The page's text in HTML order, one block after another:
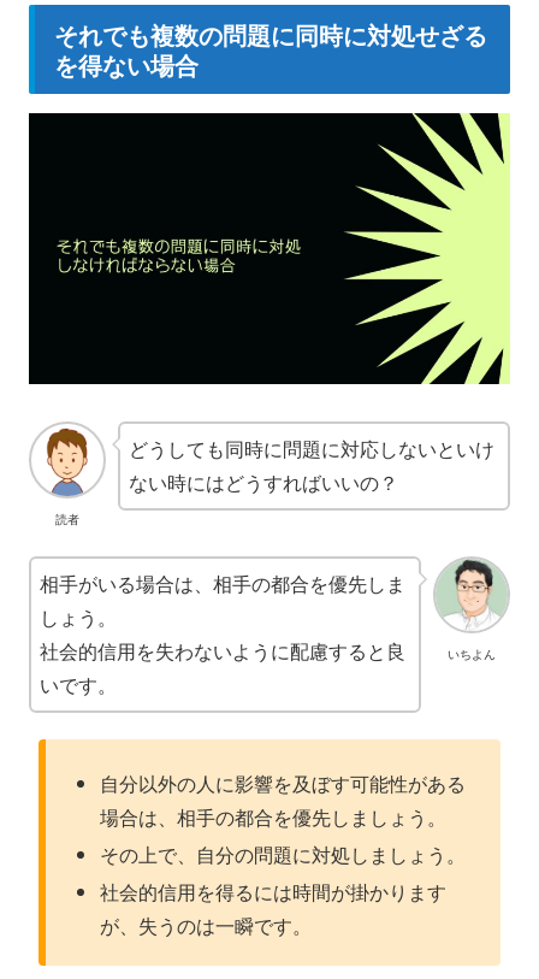
それでも複数の問題に同時に対処せざる
を得ない場合
読者
どうしても同時に問題に対応しないといけ
ない時にはどうすればいいの？
いちよん
相手がいる場合は、相手の都合を優先しま
しょう。
社会的信用を失わないように配慮すると良
いです。
自分以外の人に影響を及ぼす可能性がある
場合は、相手の都合を優先しましょう。
その上で、自分の問題に対処しましょう。
社会的信用を得るには時間が掛かります
が、失うのは一瞬です。